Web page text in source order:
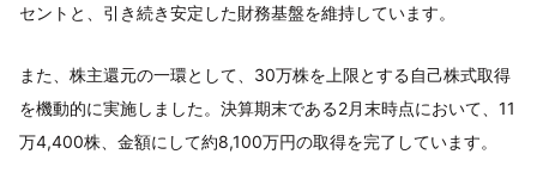
セントと、引き続き安定した財務基盤を維持しています。
また、株主還元の一環として、30万株を上限とする自己株式取得
を機動的に実施しました。決算期末である2月末時点において、11
万4,400株、金額にして約8,100万円の取得を完了しています。